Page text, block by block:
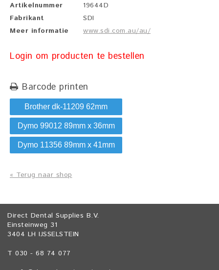
Artikelnummer
19644D
Fabrikant
SDI
Meer informatie
www.sdi.com.au/au/
Login om producten te bestellen
Barcode printen
Brother dk-11209 62mm
Dymo 99012 89mm x 36mm
Dymo 11356 89mm x 41mm
« Terug naar shop
Direct Dental Supplies B.V.
Einsteinweg 31
3404 LH IJSSELSTEIN
T 030 - 68 74 077